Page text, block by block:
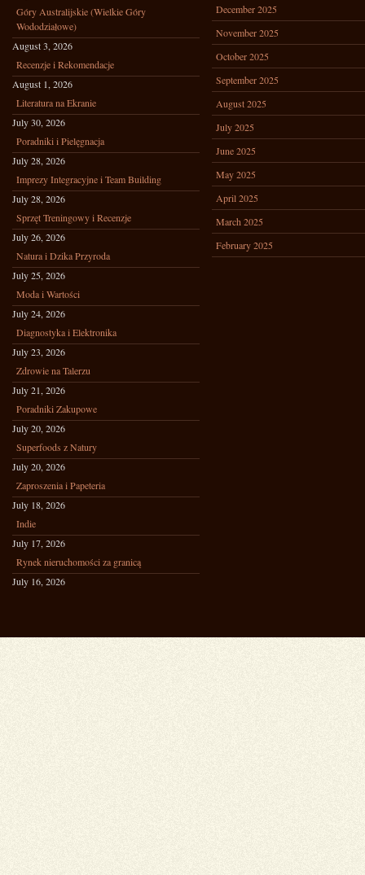
Góry Australijskie (Wielkie Góry
Wododziałowe)
August 3, 2026
Recenzje i Rekomendacje
August 1, 2026
Literatura na Ekranie
July 30, 2026
Poradniki i Pielęgnacja
July 28, 2026
Imprezy Integracyjne i Team Building
July 28, 2026
Sprzęt Treningowy i Recenzje
July 26, 2026
Natura i Dzika Przyroda
July 25, 2026
Moda i Wartości
July 24, 2026
Diagnostyka i Elektronika
July 23, 2026
Zdrowie na Talerzu
July 21, 2026
Poradniki Zakupowe
July 20, 2026
Superfoods z Natury
July 20, 2026
Zaproszenia i Papeteria
July 18, 2026
Indie
July 17, 2026
Rynek nieruchomości za granicą
July 16, 2026
December 2025
November 2025
October 2025
September 2025
August 2025
July 2025
June 2025
May 2025
April 2025
March 2025
February 2025